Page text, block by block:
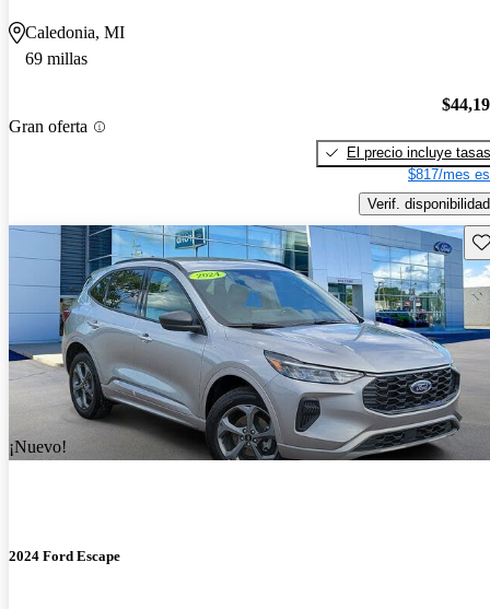
Caledonia, MI
69 millas
Gran oferta
El precio incluye tasas
$817/mes
Verif. disponibilidad
¡Nuevo!
2024 Ford Escape